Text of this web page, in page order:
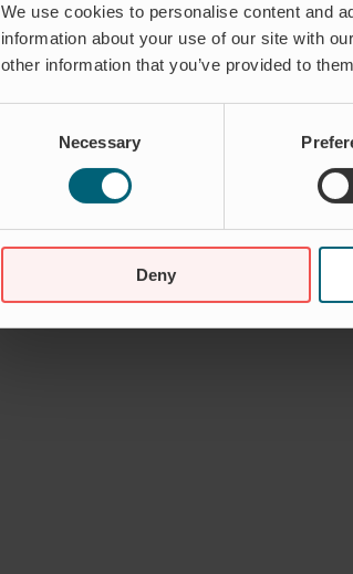
We use cookies to personalise content and
information about your use of our site with
other information that you’ve provided to
Necessary
Deny